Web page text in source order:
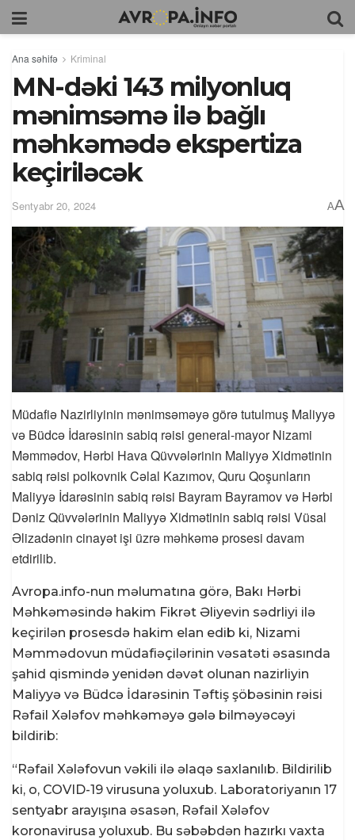
Ana səhifə Kriminal
MN-dəki 143 milyonluq
mənimsəmə ilə bağlı
məhkəmədə ekspertiza
keçiriləcək
Sentyabr 20, 2024 AA
Müdafiə Nazirliyinin mənimsəməyə görə tutulmuş Maliyyə
və Büdcə İdarəsinin sabiq rəisi general-mayor Nizami
Məmmədov, Hərbi Hava Qüvvələrinin Maliyyə Xidmətinin
sabiq rəisi polkovnik Cəlal Kazımov, Quru Qoşunların
Maliyyə İdarəsinin sabiq rəisi Bayram Bayramov və Hərbi
Dəniz Qüvvələrinin Maliyyə Xidmətinin sabiq rəisi Vüsal
Əlizadənin cinayət işi üzrə məhkəmə prosesi davam
etdirilib.
Avropa.info-nun məlumatına görə, Bakı Hərbi
Məhkəməsində hakim Fikrət Əliyevin sədrliyi ilə
keçirilən prosesdə hakim elan edib ki, Nizami
Məmmədovun müdafiəçilərinin vəsatəti əsasında
şahid qismində yenidən dəvət olunan nazirliyin
Maliyyə və Büdcə İdarəsinin Təftiş şöbəsinin rəisi
Rəfail Xələfov məhkəməyə gələ bilməyəcəyi
bildirib:
“Rəfail Xələfovun vəkili ilə əlaqə saxlanılıb. Bildirilib
ki, o, COVID-19 virusuna yoluxub. Laboratoriyanın 17
sentyabr arayışına əsasən, Rəfail Xələfov
koronavirusa yoluxub. Bu səbəbdən hazırkı vaxta